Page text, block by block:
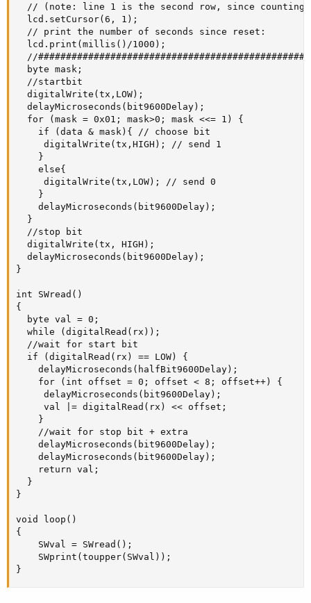
// (note: line 1 is the second row, since counting
  lcd.setCursor(6, 1);
  // print the number of seconds since reset:
  lcd.print(millis()/1000);
  //#################################################
  byte mask;
  //startbit
  digitalWrite(tx,LOW);
  delayMicroseconds(bit9600Delay);
  for (mask = 0x01; mask>0; mask <<= 1) {
    if (data & mask){ // choose bit
     digitalWrite(tx,HIGH); // send 1
    }
    else{
     digitalWrite(tx,LOW); // send 0
    }
    delayMicroseconds(bit9600Delay);
  }
  //stop bit
  digitalWrite(tx, HIGH);
  delayMicroseconds(bit9600Delay);
}
int SWread()
{
  byte val = 0;
  while (digitalRead(rx));
  //wait for start bit
  if (digitalRead(rx) == LOW) {
    delayMicroseconds(halfBit9600Delay);
    for (int offset = 0; offset < 8; offset++) {
     delayMicroseconds(bit9600Delay);
     val |= digitalRead(rx) << offset;
    }
    //wait for stop bit + extra
    delayMicroseconds(bit9600Delay);
    delayMicroseconds(bit9600Delay);
    return val;
  }
}
void loop()
{
    SWval = SWread();
    SWprint(toupper(SWval));
}